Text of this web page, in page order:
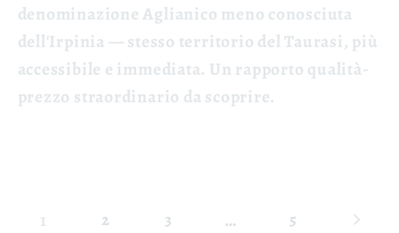
denominazione Aglianico meno conosciuta
dell'Irpinia — stesso territorio del Taurasi, più
accessibile e immediata. Un rapporto qualità-
prezzo straordinario da scoprire.
1 2 3 … 5